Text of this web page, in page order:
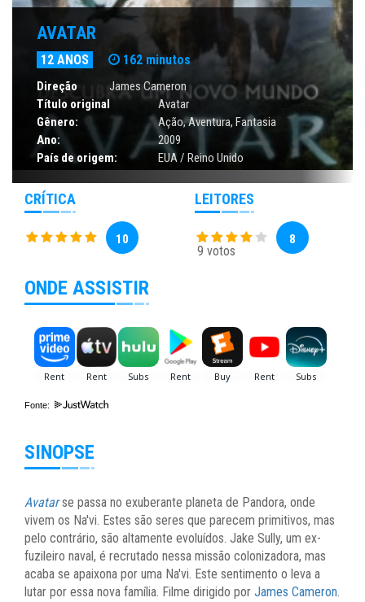
AVATAR
12 ANOS 162 minutos
Direção
James Cameron
Título original
Avatar
Gênero:
Ação,Aventura, Fantasia
Ano:
2009
País de origem:
EUA / Reino Unido
CRÍTICA
10
LEITORES
9 votos
8
ONDE ASSISTIR
Fonte:
SINOPSE
Avatarse passa no exuberante planeta de Pandora, onde
vivem os Na'vi. Estes são seres que parecem primitivos, mas
pelo contrário, são altamente evoluídos. Jake Sully, um ex-
fuzileiro naval, é recrutado nessa missão colonizadora, mas
acaba se apaixona por uma Na'vi. Este sentimento o leva a
lutar por essa nova família. Filme dirigido por James Cameron.